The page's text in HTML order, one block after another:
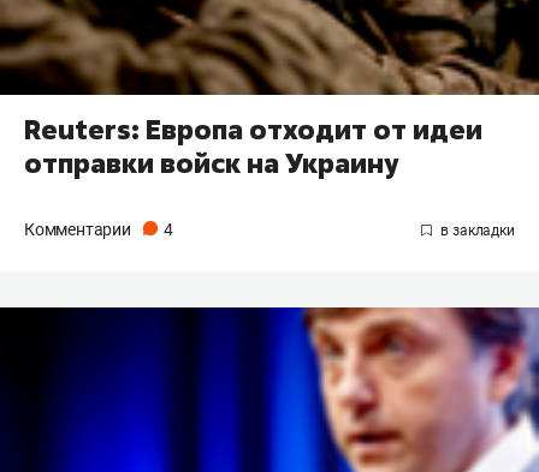
Reuters: Европа отходит от идеи
отправки войск на Украину
Комментарии 4